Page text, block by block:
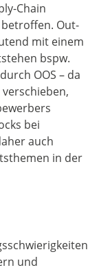
Chain
Out-
mit einem
bspw.
OOS – da
bei
auch
in der
und